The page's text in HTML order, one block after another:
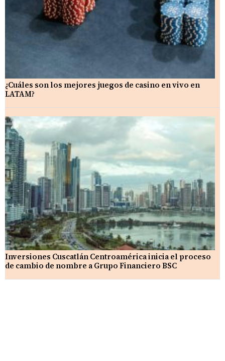
¿Cuáles son los mejores juegos de casino en vivo en
LATAM?
Inversiones Cuscatlán Centroamérica inicia el proceso
de cambio de nombre a Grupo Financiero BSC